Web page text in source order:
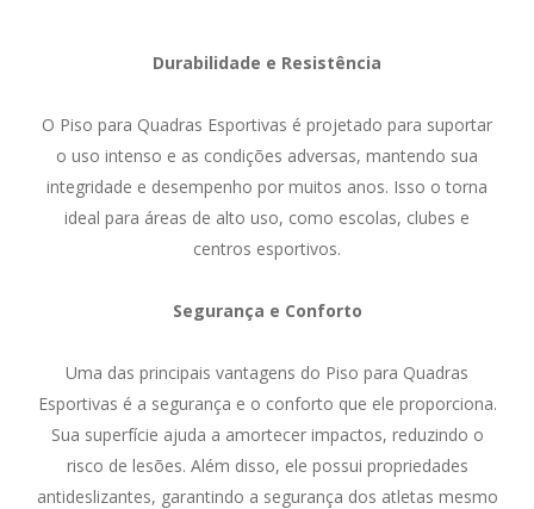
Durabilidade e Resistência
O Piso para Quadras Esportivas é projetado para suportar
o uso intenso e as condições adversas, mantendo sua
integridade e desempenho por muitos anos. Isso o torna
ideal para áreas de alto uso, como escolas, clubes e
centros esportivos.
Segurança e Conforto
Uma das principais vantagens do Piso para Quadras
Esportivas é a segurança e o conforto que ele proporciona.
Sua superfície ajuda a amortecer impactos, reduzindo o
risco de lesões. Além disso, ele possui propriedades
antideslizantes, garantindo a segurança dos atletas mesmo